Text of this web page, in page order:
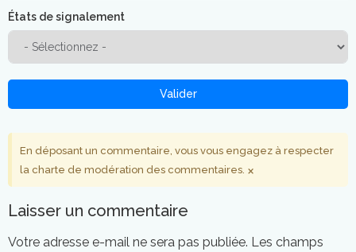
États de signalement
Valider
En déposant un commentaire, vous vous engagez à respecter
la charte de modération des commentaires. ×
Laisser un commentaire
Votre adresse e-mail ne sera pas publiée. Les champs